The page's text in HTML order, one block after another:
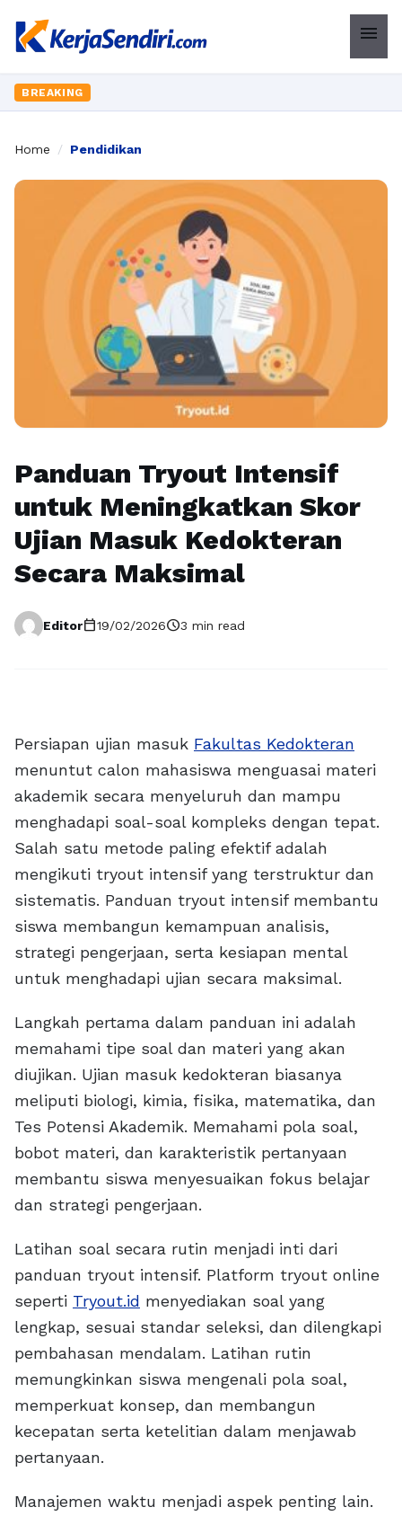
menu
BREAKING
Home / Pendidikan
Panduan Tryout Intensif
untuk Meningkatkan Skor
Ujian Masuk Kedokteran
Secara Maksimal
Editorcalendar_today19/02/2026schedule3 min read
Persiapan ujian masuk Fakultas Kedokteran
menuntut calon mahasiswa menguasai materi
akademik secara menyeluruh dan mampu
menghadapi soal-soal kompleks dengan tepat.
Salah satu metode paling efektif adalah
mengikuti tryout intensif yang terstruktur dan
sistematis. Panduan tryout intensif membantu
siswa membangun kemampuan analisis,
strategi pengerjaan, serta kesiapan mental
untuk menghadapi ujian secara maksimal.
Langkah pertama dalam panduan ini adalah
memahami tipe soal dan materi yang akan
diujikan. Ujian masuk kedokteran biasanya
meliputi biologi, kimia, fisika, matematika, dan
Tes Potensi Akademik. Memahami pola soal,
bobot materi, dan karakteristik pertanyaan
membantu siswa menyesuaikan fokus belajar
dan strategi pengerjaan.
Latihan soal secara rutin menjadi inti dari
panduan tryout intensif. Platform tryout online
seperti Tryout.id menyediakan soal yang
lengkap, sesuai standar seleksi, dan dilengkapi
pembahasan mendalam. Latihan rutin
memungkinkan siswa mengenali pola soal,
memperkuat konsep, dan membangun
kecepatan serta ketelitian dalam menjawab
pertanyaan.
Manajemen waktu menjadi aspek penting lain.